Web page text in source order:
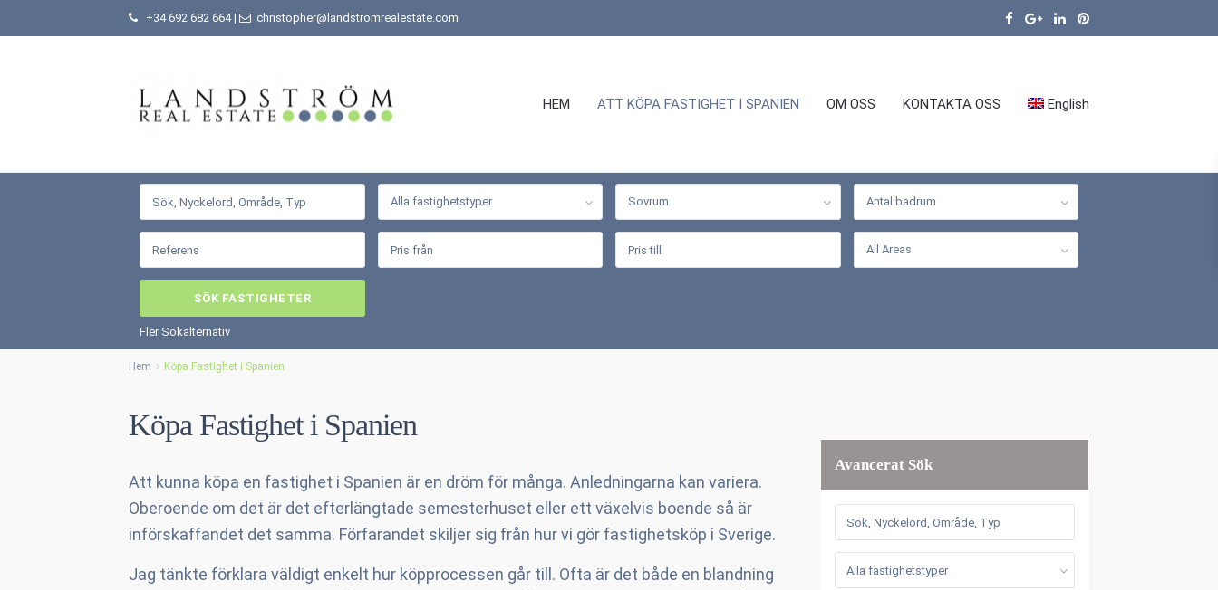
+34 692 682 664| christopher@landstromrealestate.com
HEM ATT KÖPA FASTIGHET I SPANIEN OM OSS KONTAKTA OSS English
Alla fastighetstyper Sovrum Antal badrum
All Areas
Fler Sökalternativ
Hem Köpa Fastighet i Spanien
Köpa Fastighet i Spanien
Att kunna köpa en fastighet i Spanien är en dröm för många. Anledningarna kan variera.
Oberoende om det är det efterlängtade semesterhuset eller ett växelvis boende så är
införskaffandet det samma. Förfarandet skiljer sig från hur vi gör fastighetsköp i Sverige.
Jag tänkte förklara väldigt enkelt hur köpprocessen går till. Ofta är det både en blandning
Avancerat Sök
Alla fastighetstyper